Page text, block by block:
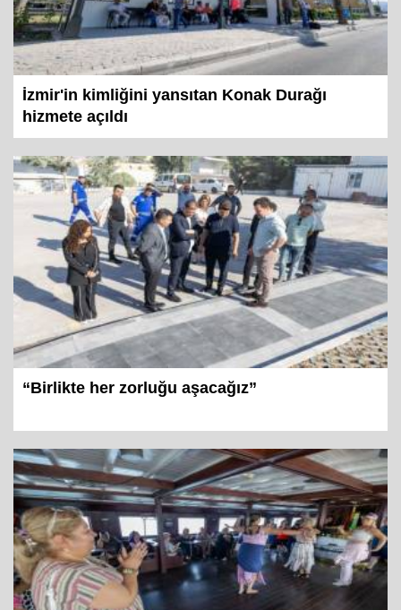
İzmir'in kimliğini yansıtan Konak Durağı
hizmete açıldı
“Birlikte her zorluğu aşacağız”